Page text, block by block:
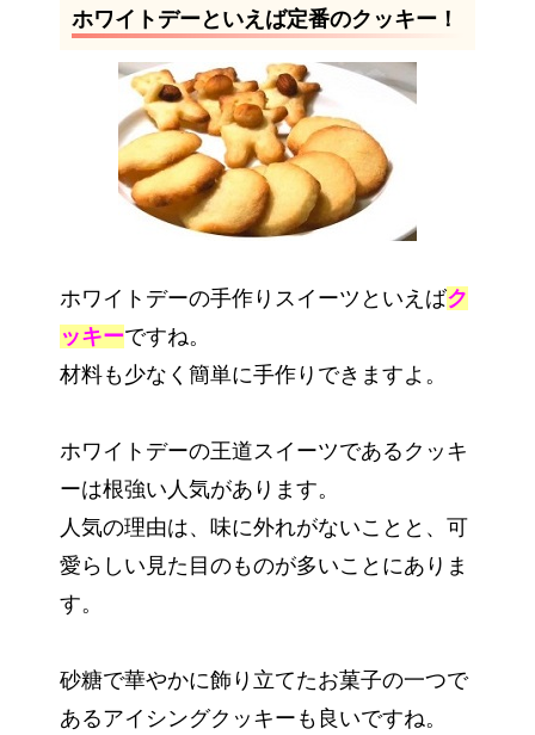
ホワイトデーといえば定番のクッキー！
ホワイトデーの手作りスイーツといえばク
ッキーですね。
材料も少なく簡単に手作りできますよ。
ホワイトデーの王道スイーツであるクッキ
ーは根強い人気があります。
人気の理由は、味に外れがないことと、可
愛らしい見た目のものが多いことにありま
す。
砂糖で華やかに飾り立てたお菓子の一つで
あるアイシングクッキーも良いですね。